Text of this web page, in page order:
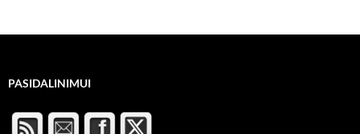
PASIDALINIMUI